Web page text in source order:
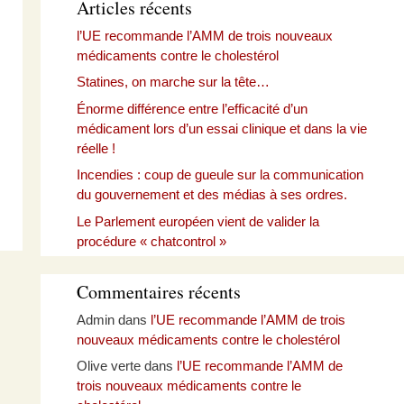
Articles récents
l’UE recommande l’AMM de trois nouveaux
médicaments contre le cholestérol
Statines, on marche sur la tête…
Énorme différence entre l’efficacité d’un
médicament lors d’un essai clinique et dans la vie
réelle !
Incendies : coup de gueule sur la communication
du gouvernement et des médias à ses ordres.
Le Parlement européen vient de valider la
procédure « chatcontrol »
Commentaires récents
Admindans l’UE recommande l’AMM de trois
nouveaux médicaments contre le cholestérol
Olive vertedans l’UE recommande l’AMM de
trois nouveaux médicaments contre le